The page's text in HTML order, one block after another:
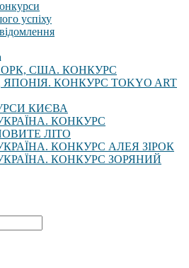
успіху
США. КОНКУРС
ЯПОНІЯ. КОНКУРС TOKYO ART
КИЄВА
КОНКУРС
ЛІТО
КОНКУРС АЛЕЯ ЗІРОК
КОНКУРС ЗОРЯНИЙ